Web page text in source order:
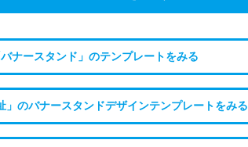
ナースタンド」のテンプレートをみる
」のバナースタンドデザインテンプレートをみる